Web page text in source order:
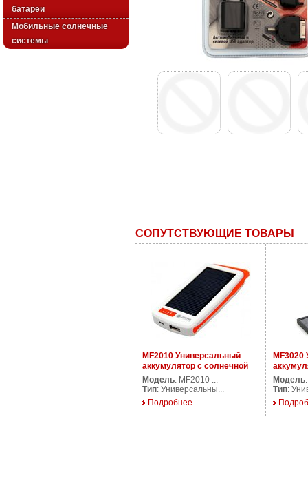
батареи
Мобильные солнечные
системы
СОПУТСТВУЮЩИЕ ТОВАРЫ
MF2010 Универсальный
аккумулятор с солнечной
батареей и LED-фонариком
Модель: MF2010 ...
Тип: Универсальны...
Подробнее...
Модель
Тип: